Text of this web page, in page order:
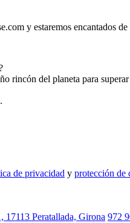
y estaremos encantados de
rincón del planeta para
de privacidad y protección de
17113 Peratallada, Girona 972